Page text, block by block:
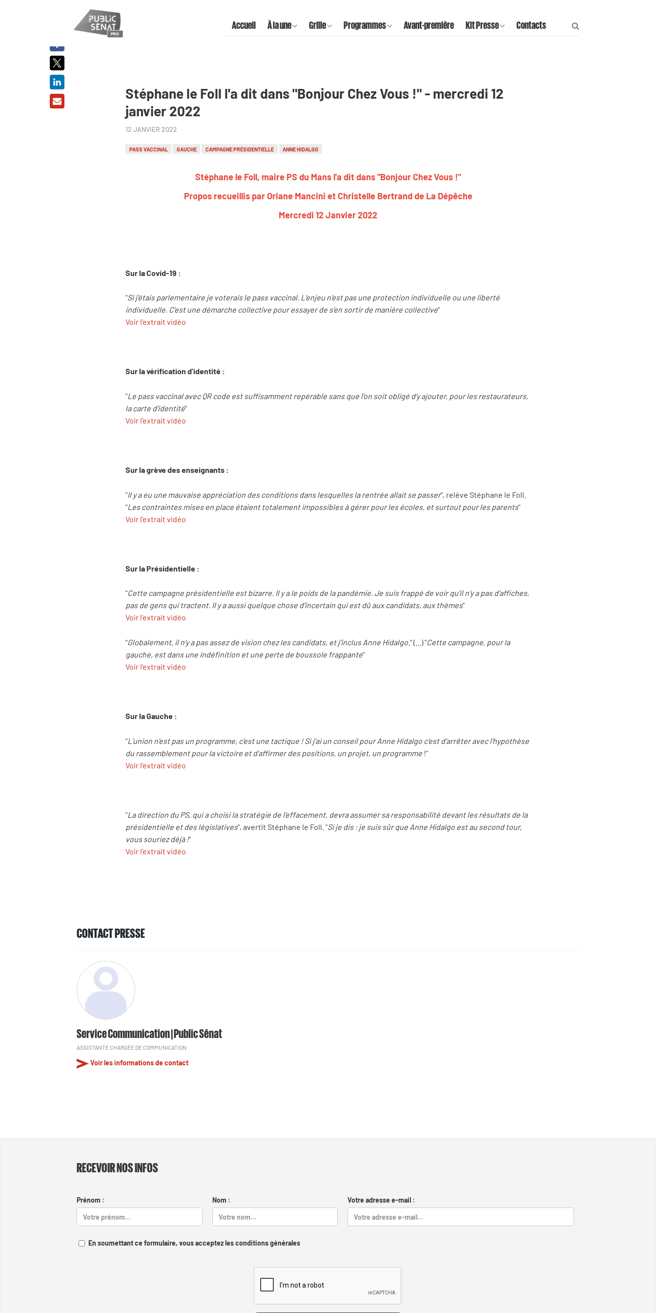
Accueil À la une Grille Programmes Avant-première Kit Presse Contacts
Stéphane le Foll l'a dit dans "Bonjour Chez Vous !" - mercredi 12
janvier 2022
12 JANVIER 2022
PASS VACCINAL GAUCHE CAMPAGNE PRÉSIDENTIELLE ANNE HIDALGO
Stéphane le Foll, maire PS du Mans l'a dit dans "Bonjour Chez Vous !"
Propos recueillis par Oriane Mancini et Christelle Bertrand de La Dépêche
Mercredi 12 Janvier 2022
Sur la Covid-19 :
"Si j’étais parlementaire je voterais le pass vaccinal. L’enjeu n’est pas une protection individuelle ou une liberté
individuelle. C’est une démarche collective pour essayer de s’en sortir de manière collective"
Voir l'extrait vidéo
Sur la vérification d’identité :
"Le pass vaccinal avec QR code est suffisamment repérable sans que l’on soit obligé d’y ajouter, pour les restaurateurs,
la carte d’identité"
Voir l'extrait vidéo
Sur la grève des enseignants :
"Il y a eu une mauvaise appréciation des conditions dans lesquelles la rentrée allait se passer", relève Stéphane le Foll.
"Les contraintes mises en place étaient totalement impossibles à gérer pour les écoles, et surtout pour les parents"
Voir l'extrait vidéo
Sur la Présidentielle :
"Cette campagne présidentielle est bizarre. Il y a le poids de la pandémie. Je suis frappé de voir qu’il n’y a pas d’affiches,
pas de gens qui tractent. Il y a aussi quelque chose d’incertain qui est dû aux candidats, aux thèmes"
Voir l'extrait vidéo
"Globalement, il n’y a pas assez de vision chez les candidats, et j’inclus Anne Hidalgo ." (...) "Cette campagne, pour la
gauche, est dans une indéfinition et une perte de boussole frappante"
Voir l'extrait vidéo
Sur la Gauche :
"L’union n’est pas un programme, c’est une tactique ! Si j’ai un conseil pour Anne Hidalgo c’est d’arrêter avec l’hypothèse
du rassemblement pour la victoire et d’affirmer des positions, un projet, un programme !"
Voir l'extrait vidéo
"La direction du PS, qui a choisi la stratégie de l’effacement, devra assumer sa responsabilité devant les résultats de la
présidentielle et des législatives", avertit Stéphane le Foll. "Si je dis : je suis sûr que Anne Hidalgo est au second tour,
vous souriez déjà !"
Voir l'extrait vidéo
CONTACT PRESSE
Service Communication | Public Sénat
ASSISTANTE CHARGÉE DE COMMUNICATION
Voir les informations de contact
RECEVOIR NOS INFOS
Prénom : Nom : Votre adresse e-mail :
En soumettant ce formulaire, vous acceptez les conditions générales